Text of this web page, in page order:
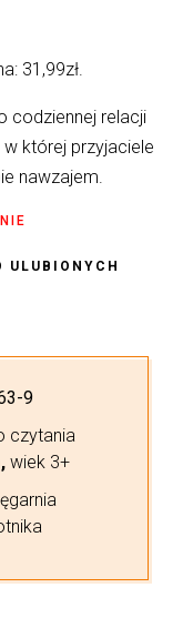
wynosi:
31,99zł.
31,99zł.
codziennej relacji
której przyjaciele
nawzajem.
ULUBIONYCH
9
czytania
, wiek 3+